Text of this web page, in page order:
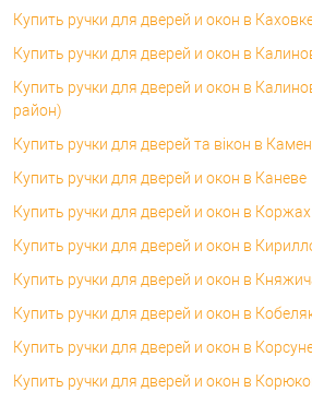
Купить ручки для дверей и окон в
Купить ручки для дверей и окон в
Купить ручки для дверей и окон в
район)
Купить ручки для дверей та вікон в
Купить ручки для дверей и окон в Каневе
Купить ручки для дверей и окон в Коржах
Купить ручки для дверей и окон в
Купить ручки для дверей и окон в
Купить ручки для дверей и окон в
Купить ручки для дверей и окон в
Купить ручки для дверей и окон в